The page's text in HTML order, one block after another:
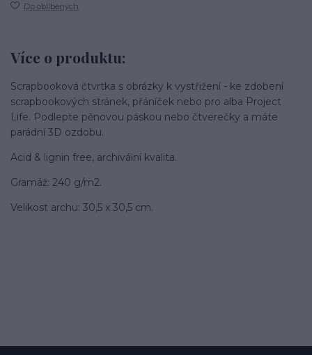
Do oblíbených
Více o produktu:
Scrapbooková čtvrtka s obrázky k vystřižení - ke zdobení
scrapbookových stránek, přáníček nebo pro alba Project
Life. Podlepte pěnovou páskou nebo čtverečky a máte
parádní 3D ozdobu.
Acid & lignin free, archivální kvalita.
Gramáž: 240 g/m2.
Velikost archu: 30,5 x 30,5 cm.